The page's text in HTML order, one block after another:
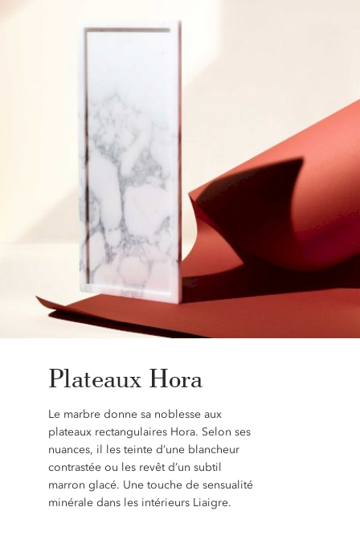
Plateaux Hora
Le marbre donne sa noblesse aux
plateaux rectangulaires Hora. Selon ses
nuances, il les teinte d’une blancheur
contrastée ou les revêt d’un subtil
marron glacé. Une touche de sensualité
minérale dans les intérieurs Liaigre.